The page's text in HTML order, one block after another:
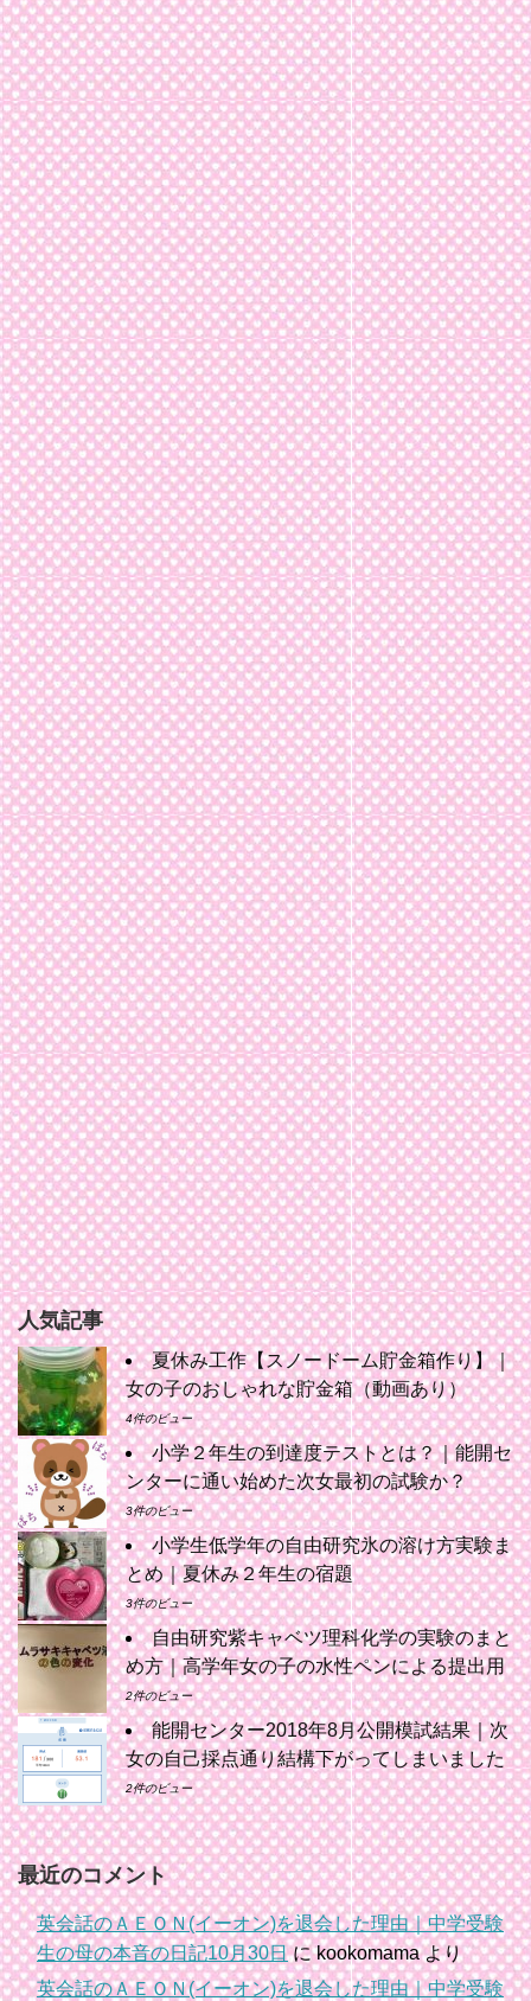
人気記事
夏休み工作【スノードーム貯金箱作り】｜
女の子のおしゃれな貯金箱（動画あり）
4件のビュー
小学２年生の到達度テストとは？｜能開セ
ンターに通い始めた次女最初の試験か？
3件のビュー
小学生低学年の自由研究氷の溶け方実験ま
とめ｜夏休み２年生の宿題
3件のビュー
自由研究紫キャベツ理科化学の実験のまと
め方｜高学年女の子の水性ペンによる提出用
2件のビュー
能開センター2018年8月公開模試結果｜次
女の自己採点通り結構下がってしまいました
2件のビュー
最近のコメント
英会話のＡＥＯＮ(イーオン)を退会した理由｜中学受験
生の母の本音の日記10月30日にkookomamaより
英会話のＡＥＯＮ(イーオン)を退会した理由｜中学受験